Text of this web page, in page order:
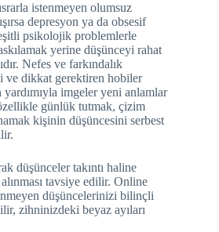
istenmeyen olumsuz
depresyon ya da obsesif
psikolojik problemlerle
yerine düşünceyi rahat
Nefes ve farkındalık
ve dikkat gerektiren hobiler
imgeler yeni anlamlar
günlük tutmak, çizim
kişinin düşüncesini serbest
düşünceler takıntı haline
tavsiye edilir. Online
düşüncelerinizi bilinçli
zihninizdeki beyaz ayıları